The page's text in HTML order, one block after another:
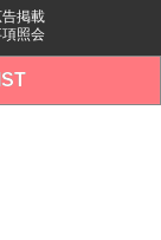
告掲載
照会